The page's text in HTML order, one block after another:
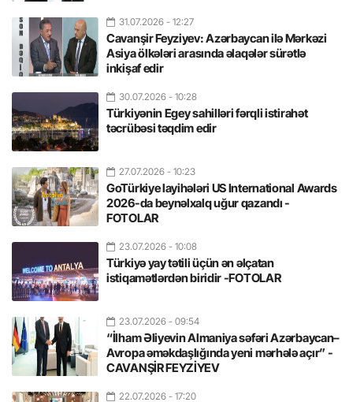
31.07.2026 - 12:27
Cavanşir Feyziyev: Azərbaycan ilə Mərkəzi
Asiya ölkələri arasında əlaqələr sürətlə
inkişaf edir
30.07.2026 - 10:28
Türkiyənin Egey sahilləri fərqli istirahət
təcrübəsi təqdim edir
27.07.2026 - 10:23
GoTürkiye layihələri US International Awards
2026-da beynəlxalq uğur qazandı -
FOTOLAR
23.07.2026 - 10:08
Türkiyə yay tətili üçün ən əlçatan
istiqamətlərdən biridir -FOTOLAR
23.07.2026 - 09:54
“İlham Əliyevin Almaniya səfəri Azərbaycan–
Avropa əməkdaşlığında yeni mərhələ açır” -
CAVANŞİR FEYZİYEV
22.07.2026 - 17:20